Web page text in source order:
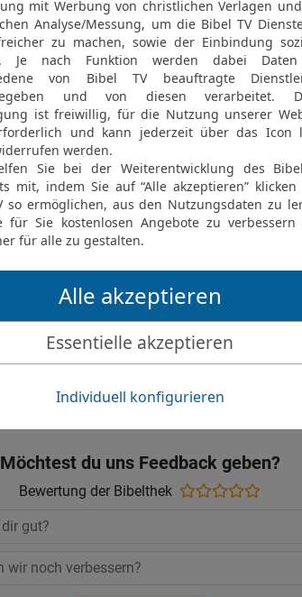
23 Und dennoch
meiner rechten
24 Du leitest mich
Herrlichkeit auf!
25 Wen habe ich
ich nichts auf
Wenn mir auch
ewiglich meines
27 Denn siehe, die
vertilgst alle, die
Mir aber ist die
Herrn, zu meiner
© 2000 Genfer Bibelgesellschaft
Möchtest du uns Feedback geben?
Bewertung der Bibelthek